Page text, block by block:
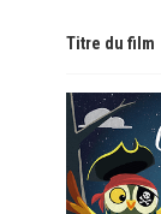
Titre du film